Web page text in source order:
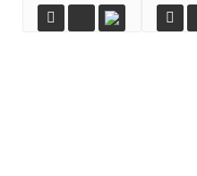
 